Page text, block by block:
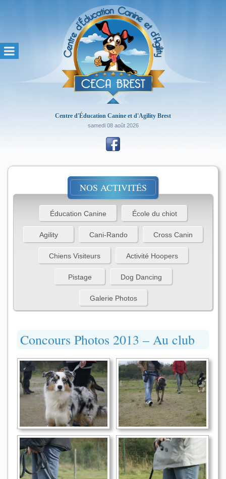
Centre d'Éducation Canine et d'Agility Brest
samedi 08 août 2026
NOS ACTIVITÉS
Éducation Canine École du chiot
Agility Cani-Rando Cross Canin
Chiens Visiteurs Activité Hoopers
Pistage Dog Dancing
Galerie Photos
Concours Photos 2013 – Au club